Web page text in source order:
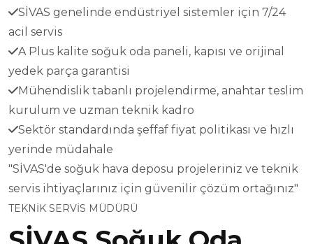
SİVAS genelinde endüstriyel sistemler için 7/24
acil servis
A Plus kalite soğuk oda paneli, kapısı ve orijinal
yedek parça garantisi
Mühendislik tabanlı projelendirme, anahtar teslim
kurulum ve uzman teknik kadro
Sektör standardında şeffaf fiyat politikası ve hızlı
yerinde müdahale
"SİVAS'de soğuk hava deposu projeleriniz ve teknik
servis ihtiyaçlarınız için güvenilir çözüm ortağınız"
TEKNİK SERVİS MÜDÜRÜ